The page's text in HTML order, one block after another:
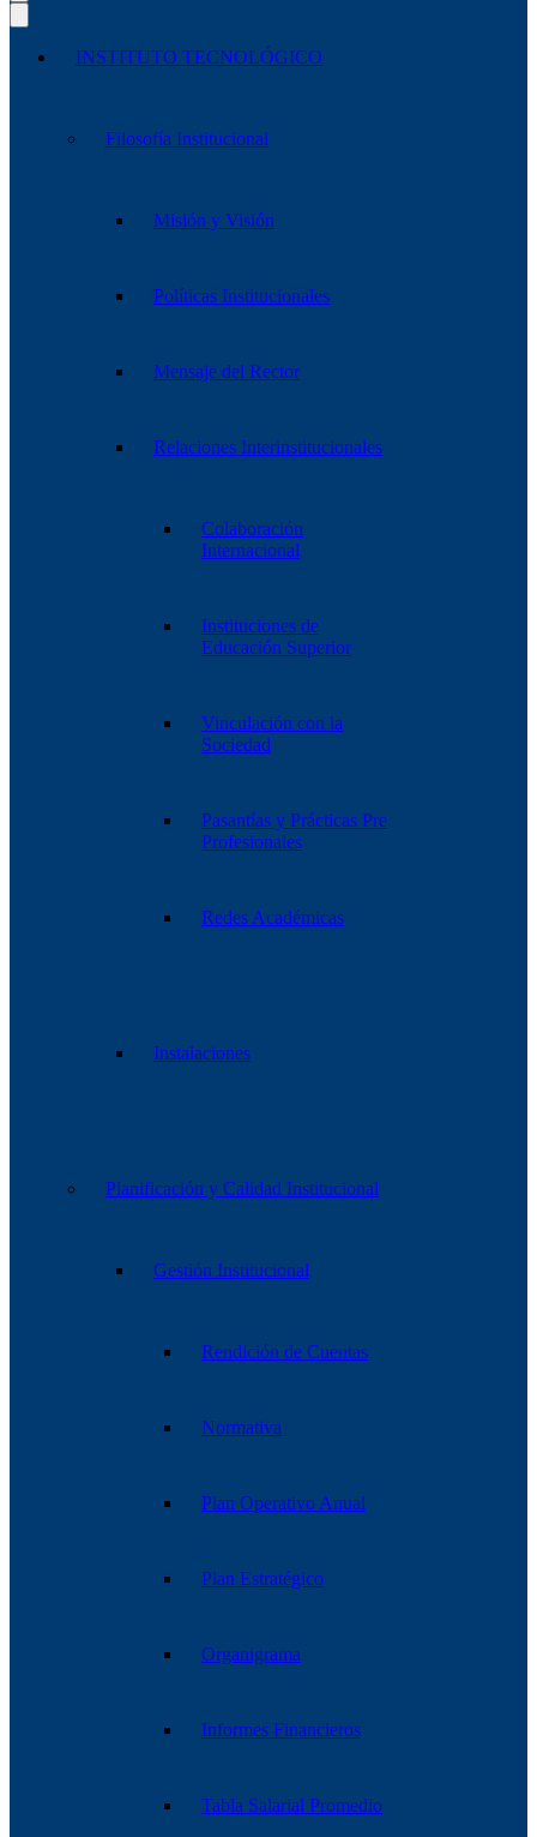
INSTITUTO TECNOLÓGICO
Filosofía Institucional
Misión y Visión
Políticas Institucionales
Mensaje del Rector
Relaciones Interinstitucionales
Colaboración
Internacional
Instituciones de
Educación Superior
Vinculación con la
Sociedad
Pasantías y Prácticas Pre
Profesionales
Redes Académicas
Instalaciones
Planificación y Calidad Institucional
Gestión Institucional
Rendición de Cuentas
Normativa
Plan Operativo Anual
Plan Estratégico
Organigrama
Informes Financieros
Tabla Salarial Promedio